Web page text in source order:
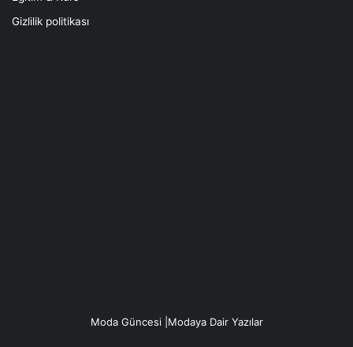
Gizlilik politikası
Moda Güncesi |Modaya Dair Yazılar